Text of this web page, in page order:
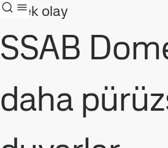
Örnek olay
SSAB
daha